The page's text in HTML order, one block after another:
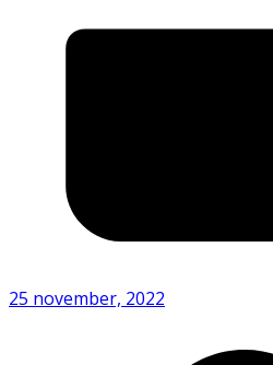
25 november, 2022